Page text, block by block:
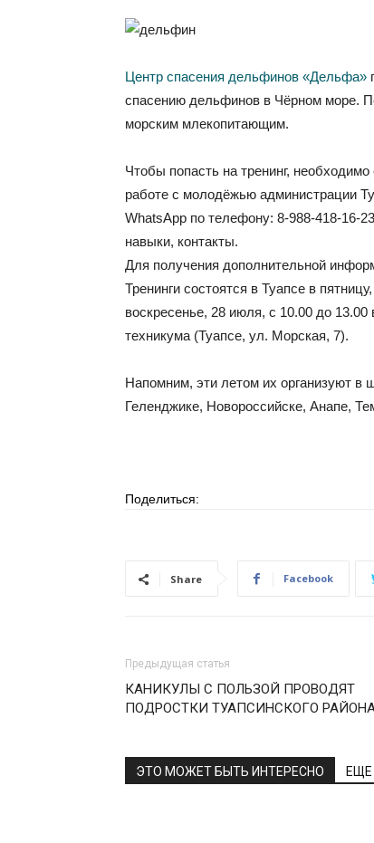
Центр спасения дельфинов «Дельфа»
спасению дельфинов в Чёрном море.
морским млекопитающим.
Чтобы попасть на тренинг,
работе с молодёжью администрации
WhatsApp по телефону: 8-988-418-16-
навыки, контакты.
Для получения дополнительной
Тренинги состоятся в Туапсе в
воскресенье, 28 июля, с 10.00 до 13.00
техникума (Туапсе, ул. Морская, 7).
Напомним, эти летом их организуют в
Геленджике, Новороссийске, Анапе,
Поделиться:
Share Facebook
Предыдущая статья
КАНИКУЛЫ С ПОЛЬЗОЙ ПРОВОДЯТ
ПОДРОСТКИ ТУАПСИНСКОГО
ЭТО МОЖЕТ БЫТЬ ИНТЕРЕСНО